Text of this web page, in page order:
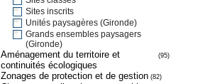
Sites inscrits
Unités paysagères (Gironde)
Grands ensembles paysagers
(Gironde)
Aménagement du territoire et
continuités écologiques
(95)
Zonages de protection et de gestion (82)